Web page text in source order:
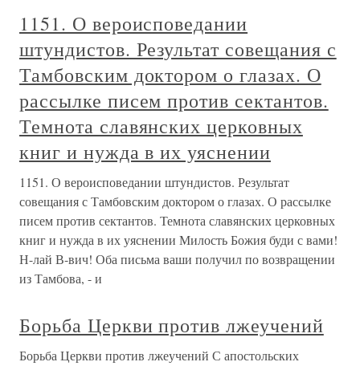
1151. О вероисповедании
штундистов. Результат совещания с
Тамбовским доктором о глазах. О
рассылке писем против сектантов.
Темнота славянских церковных
книг и нужда в их уяснении
1151. О вероисповедании штундистов. Результат
совещания с Тамбовским доктором о глазах. О рассылке
писем против сектантов. Темнота славянских церковных
книг и нужда в их уяснении Милость Божия буди с вами!
Н-лай В-вич! Оба письма ваши получил по возвращении
из Тамбова, - и
Борьба Церкви против лжеучений
Борьба Церкви против лжеучений С апостольских